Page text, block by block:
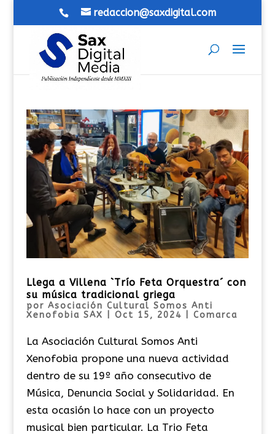
redaccion@saxdigital.com
Llega a Villena `Trío Feta Orquestra´ con
su música tradicional griega
por Asociación Cultural Somos Anti
Xenofobia SAX
Oct 15, 2024 Comarca
La Asociación Cultural Somos Anti
Xenofobia propone una nueva actividad
dentro de su 19º año consecutivo de
Música, Denuncia Social y Solidaridad. En
esta ocasión lo hace con un proyecto
musical bien particular. La Trio Feta